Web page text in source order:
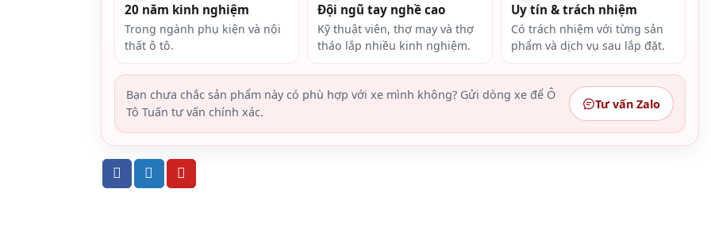
20 năm kinh nghiệm
Trong ngành phụ kiện và nội
thất ô tô.
Đội ngũ tay nghề cao
Kỹ thuật viên, thợ may và thợ
tháo lắp nhiều kinh nghiệm.
Uy tín & trách nhiệm
Có trách nhiệm với từng sản
phẩm và dịch vụ sau lắp đặt.
Bạn chưa chắc sản phẩm này có phù hợp với xe mình không? Gửi dòng xe để Ô
Tô Tuấn tư vấn chính xác.
Tư vấn Zalo